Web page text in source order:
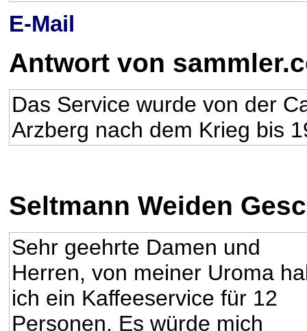
E-Mail
Antwort von
Das Service wurde von der
Arzberg nach dem Krieg bis
Seltmann Weiden
Sehr geehrte Damen und
Herren, von meiner Uroma
ich ein Kaffeeservice für 12
Personen. Es würde mich